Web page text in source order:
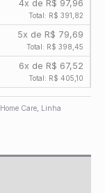
4x de R$ 97,96
Total: R$ 391,82
5x de R$ 79,69
Total: R$ 398,45
6x de R$ 67,52
Total: R$ 405,10
Home Care Linha